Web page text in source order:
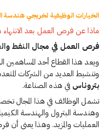
الخيارات الوظيفية لخريجي هندسة
ماذا عن فرص العمل بعد الانتهاء
فرص العمل في مجال النفط
ويعد هذا القطاع أحد المساهمين
وتنشيط العديد من الشركات
بتروناس في هذه الصناعة.
تشمل الوظائف في هذا المجال
وهندسة البترول والهندسة
العمليات والمزيد. وهذا يعني أن